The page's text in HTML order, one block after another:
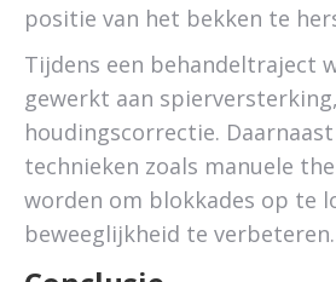
positie van het bekken te
Tijdens een behandeltraject
gewerkt aan
houdingscorrectie.
technieken zoals manuele
worden om blokkades op te
beweeglijkheid te verbeteren.